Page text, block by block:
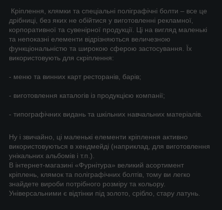
Кріплення, клямки та спеціальні поліграфічні болти – все це
дрібниці, без яких не обійтися у виготовленні рекламної,
корпоративної та сувенірної продукції. Ці на вигляд маленькі
та непоказні елементи відрізняються величезною
функціональністю та широкою сферою застосування. Їх
використовують для скріплення:
- меню та винних карт ресторанів, барів;
- виготовлення каталогів із продукцією компанії;
- типографічних видань та шкільних навчальних матеріалів.
Ну і звичайно, ці маленькі елементи кріплення активно
використовуються в хендмейді (наприклад, для виготовлення
унікальних альбомів і т.п.).
В інтернет-магазині «Фурнітура» великий асортимент
кріплень, клямок та поліграфічних болтів, тому ви легко
знайдете вироби потрібного розміру та кольору.
Універсальними є відтінки під золото, срібло, стару латунь.